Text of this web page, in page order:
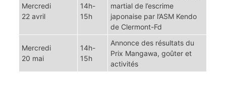
Mercredi
22 avril
14h-
15h
martial de l’escrime
japonaise par l’ASM Kendo
de Clermont-Fd
Mercredi
20 mai
14h-
15h
Annonce des résultats du
Prix Mangawa, goûter et
activités